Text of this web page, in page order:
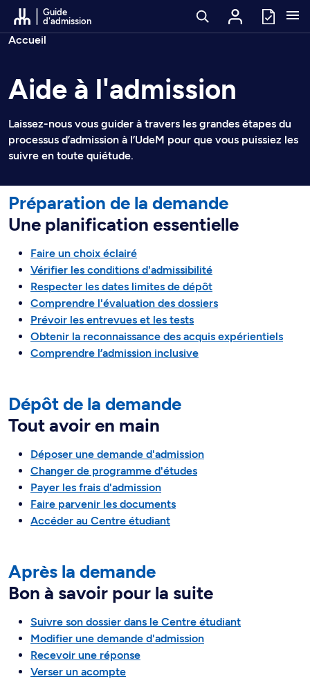
Passer au contenu
Guide
d'admission
Fil d’arianne
Accueil
Aide à l'admission
Laissez-nous vous guider à travers les grandes étapes du
processus d’admission à l’UdeM pour que vous puissiez les
suivre en toute quiétude.
Préparation de la demande
Une planification essentielle
Faire un choix éclairé
Vérifier les conditions d'admissibilité
Respecter les dates limites de dépôt
Comprendre l'évaluation des dossiers
Prévoir les entrevues et les tests
Obtenir la reconnaissance des acquis expérientiels
Comprendre l’admission inclusive
Dépôt de la demande
Tout avoir en main
Déposer une demande d'admission
Changer de programme d'études
Payer les frais d'admission
Faire parvenir les documents
Accéder au Centre étudiant
Après la demande
Bon à savoir pour la suite
Suivre son dossier dans le Centre étudiant
Modifier une demande d'admission
Recevoir une réponse
Verser un acompte